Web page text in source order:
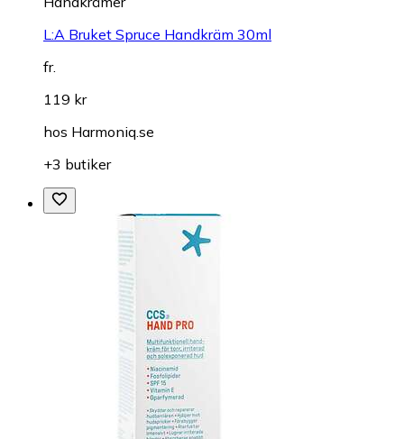
L:A Bruket Spruce Handkräm 30ml
fr.
119 kr
hos Harmoniq.se
+3 butiker